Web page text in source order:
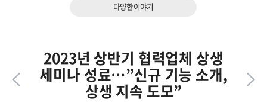
다양한이야기
2023년 상반기 협력업체 상생
세미나 성료…”신규 기능 소개,
상생 지속 도모”